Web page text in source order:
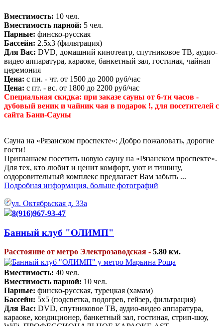
Вместимость: 10 чел.
Вместимость парной: 5 чел.
Парные: финско-русская
Бассейн: 2.5х3 (фильтрация)
Для Вас: DVD, домашний кинотеатр, спутниковое ТВ, аудио-
видео аппаратура, караоке, банкетный зал, гостиная, чайная
церемония
Цена: с пн. - чт. от 1500 до 2000 руб/час
Цена: с пт. - вс. от 1800 до 2200 руб/час
Специальная скидка: при заказе сауны от 6-ти часов -
дубовый веник и чайник чая в подарок !, для посетителей с
сайта Бани-Сауны
Сауна на «Рязанском проспекте»: Добро пожаловать, дорогие
гости!
Приглашаем посетить новую сауну на «Рязанском проспекте».
Для тех, кто любит и ценит комфорт, уют и тишину,
оздоровительный комплекс предлагает Вам забыть ...
Подробная информация, больше фотографий
ул. Октябрьская д. 33а
8(916)967-93-47
Банный клуб "ОЛИМП"
Расстояние от метро Электрозаводская - 5.80 км.
Вместимость: 40 чел.
Вместимость парной: 10 чел.
Парные: финско-русская, турецкая (хамам)
Бассейн: 5х5 (подсветка, подогрев, гейзер, фильтрация)
Для Вас: DVD, спутниковое ТВ, аудио-видео аппаратура,
караоке, кондиционер, банкетный зал, гостиная, стрип-шоу,